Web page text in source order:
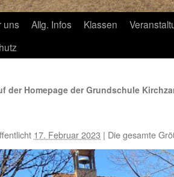
uns Allg. Infos Klassen
der Homepage der Grundschule
17. Februar 2023 | Die gesamte